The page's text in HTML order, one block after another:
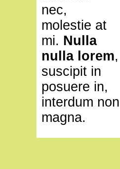
nec,
molestie at
mi. Nulla
nulla lorem,
suscipit in
posuere in,
interdum non
magna.